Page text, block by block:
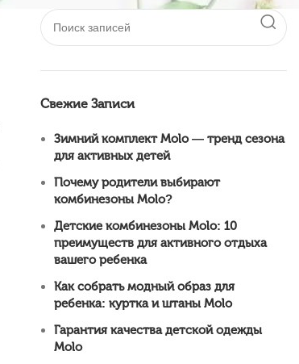
Свежие Записи
Зимний комплект Molo — тренд сезона
для активных детей
Почему родители выбирают
комбинезоны Molo?
Детские комбинезоны Molo: 10
преимуществ для активного отдыха
вашего ребенка
Как собрать модный образ для
ребенка: куртка и штаны Molo
Гарантия качества детской одежды
Molo